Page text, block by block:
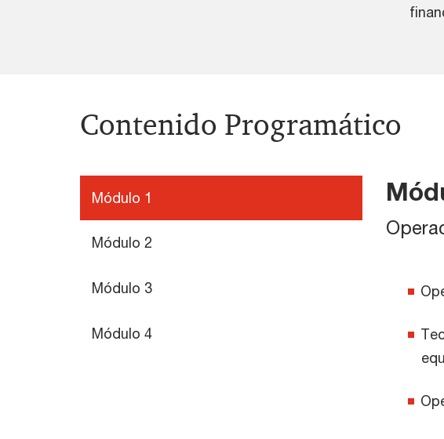
Contenido Programático
Módulo 1
Módulo 2
Módulo 3
Módulo 4